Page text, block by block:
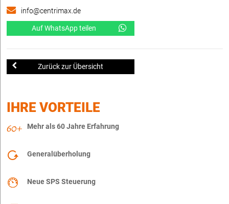
info@centrimax.de
Auf WhatsApp teilen
Zurück zur Übersicht
IHRE VORTEILE
Mehr als 60 Jahre Erfahrung
Generalüberholung
Neue SPS Steuerung